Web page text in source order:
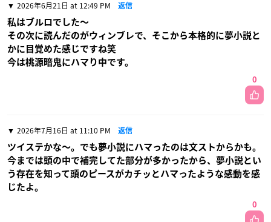
2026年6月21日 at 12:49 PM 返信
私はブルロでした〜
その次に読んだのがウィンブレで、そこから本格的に夢小説と
かに目覚めた感じですね笑
今は桃源暗鬼にハマり中です。
0
2026年7月16日 at 11:10 PM 返信
ツイステかな〜。でも夢小説にハマったのは文ストからかも。
今までは頭の中で補完してた部分が多かったから、夢小説とい
う存在を知って頭のピースがカチッとハマったような感動を感
じたよ。
0